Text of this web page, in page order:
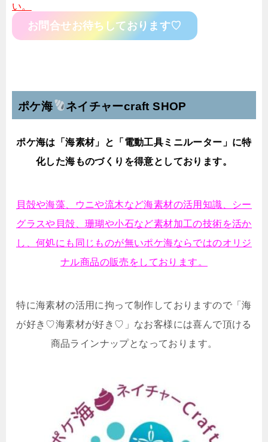
い。
お問合せお待ちしております♡
ポケ海 ネイチャーcraft SHOP
ポケ海は「海素材」と「電動工具ミニルーター」に特
化した海ものづくりを得意としております。
貝殻や海藻、ウニや流木など海素材の活用知識、シー
グラスや貝殻、珊瑚や小石など素材加工の技術を活か
し、何処にも同じものが無いポケ海ならではのオリジ
ナル商品の販売をしております。
特に海素材の活用に拘って制作しておりますので「海
が好き♡海素材が好き♡」なお客様には喜んで頂ける
商品ラインナップとなっております。